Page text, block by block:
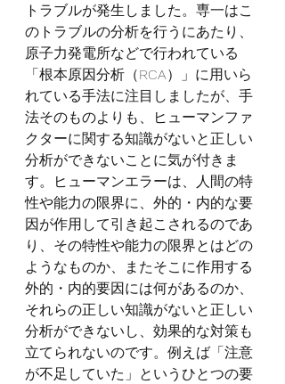
トラブルが発生しました。専一はこ
のトラブルの分析を行うにあたり、
原子力発電所などで行われている
「根本原因分析（RCA）」に用いら
れている手法に注目しましたが、手
法そのものよりも、ヒューマンファ
クターに関する知識がないと正しい
分析ができないことに気が付きま
す。ヒューマンエラーは、人間の特
性や能力の限界に、外的・内的な要
因が作用して引き起こされるのであ
り、その特性や能力の限界とはどの
ようなものか、またそこに作用する
外的・内的要因には何があるのか、
それらの正しい知識がないと正しい
分析ができないし、効果的な対策も
立てられないのです。例えば「注意
が不足していた」というひとつの要